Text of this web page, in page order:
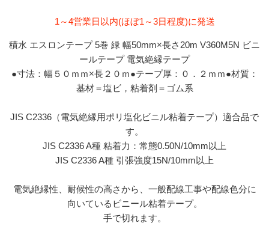
1～4営業日以内(ほぼ1～3日程度)に発送
積水 エスロンテープ 5巻 緑 幅50mm×長さ20m V360M5N ビニ
ールテープ 電気絶縁テープ
●寸法：幅５０ｍｍ×長２０ｍ●テープ厚：０．２ｍｍ●材質：
基材＝塩ビ，粘着剤＝ゴム系
JIS C2336（電気絶縁用ポリ塩化ビニル粘着テープ）適合品で
す。
JIS C2336 A種 粘着力：常態0.50N/10mm以上
JIS C2336 A種 引張強度15N/10mm以上
電気絶縁性、耐候性の高さから、一般配線工事や配線色分に
向いているビニール粘着テープ。
手で切れます。